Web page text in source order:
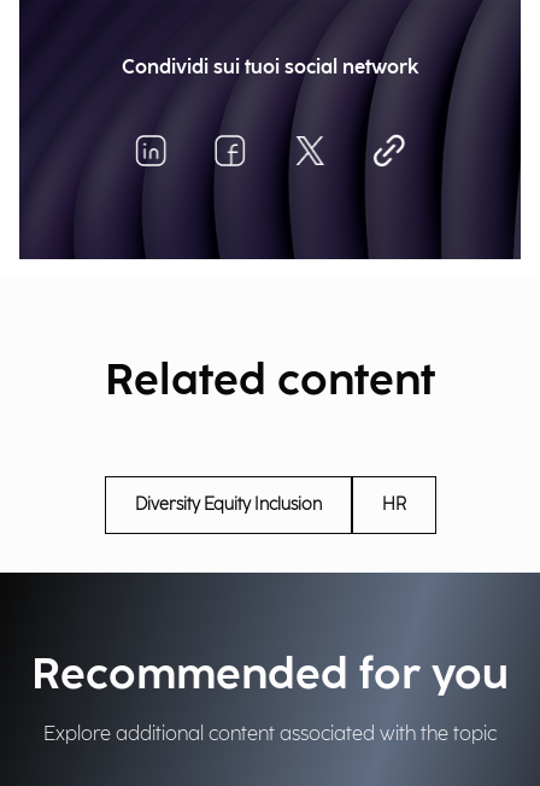
Condividi sui tuoi social network
Related content
Diversity Equity Inclusion HR
Recommended for you
Explore additional content associated with the topic